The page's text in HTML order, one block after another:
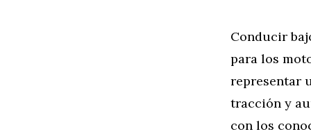
Conducir
para los
representar
tracción y
con los